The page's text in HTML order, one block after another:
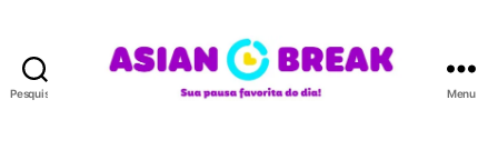
Pesquisar Menu